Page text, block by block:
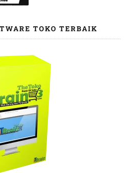
TOKO TERBAIK